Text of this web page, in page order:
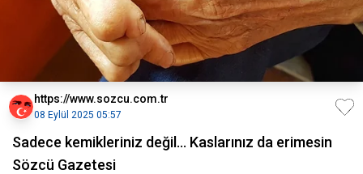
https://www.sozcu.com.tr
08 Eylül 2025 05:57
Sadece kemikleriniz değil… Kaslarınız da erimesin
Sözcü Gazetesi